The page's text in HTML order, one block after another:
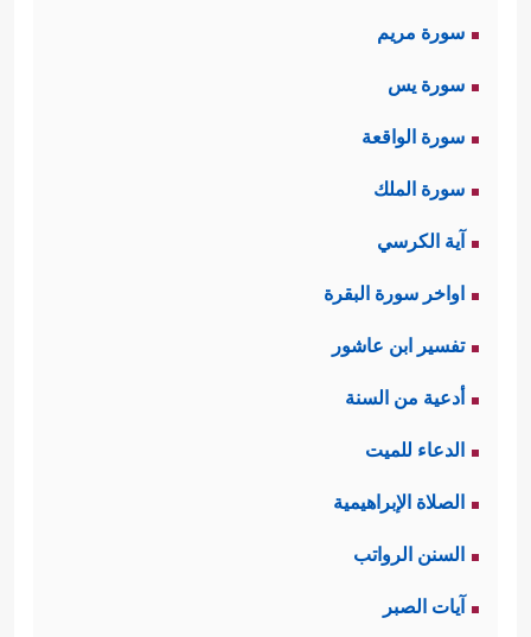
سورة مريم
سورة يس
سورة الواقعة
سورة الملك
آية الكرسي
اواخر سورة البقرة
تفسير ابن عاشور
أدعية من السنة
الدعاء للميت
الصلاة الإبراهيمية
السنن الرواتب
آيات الصبر